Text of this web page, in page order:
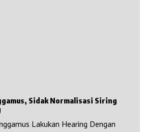
Sidak Normalisasi Siring